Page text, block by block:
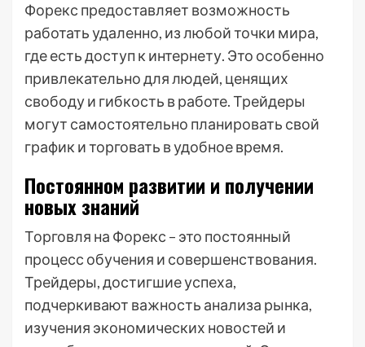
Форекс предоставляет возможность
работать удаленно, из любой точки мира,
где есть доступ к интернету. Это особенно
привлекательно для людей, ценящих
свободу и гибкость в работе. Трейдеры
могут самостоятельно планировать свой
график и торговать в удобное время.
Постоянном развитии и получении
новых знаний
Торговля на Форекс – это постоянный
процесс обучения и совершенствования.
Трейдеры, достигшие успеха,
подчеркивают важность анализа рынка,
изучения экономических новостей и